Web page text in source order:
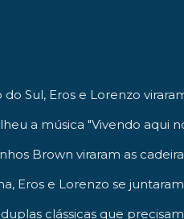
Sul, Eros e Lorenzo
a música "Vivendo aqui
Brown viraram as
Eros e Lorenzo se
clássicas que